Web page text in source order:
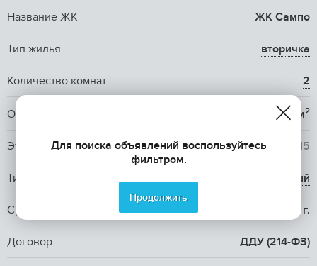
Название ЖК ЖК Сампо
Тип жилья вторичка
Количество комнат 2
Общая площадь 42.4 м2
Этаж / Этажность / 15
Тип дома панельный
Срок сдачи 4 кв. 2026 г.
Договор ДДУ (214-ФЗ)
Для поиска объявлений воспользуйтесь
фильтром.
Продолжить